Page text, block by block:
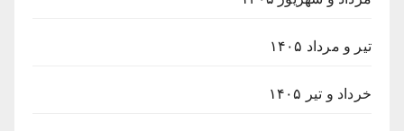
تیر و مرداد ۱۴۰۵
خرداد و تیر ۱۴۰۵